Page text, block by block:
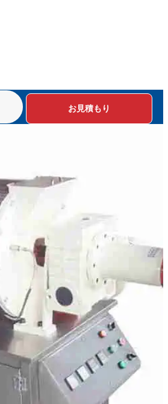
お見積もり